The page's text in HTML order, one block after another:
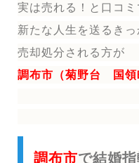
実は売れる！と口コミ
新たな人生を送る き
売却処分される方が
調布市（菊野台 国領
調布市で結婚